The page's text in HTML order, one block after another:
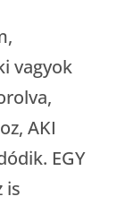
vagyok
AKI
EGY
is